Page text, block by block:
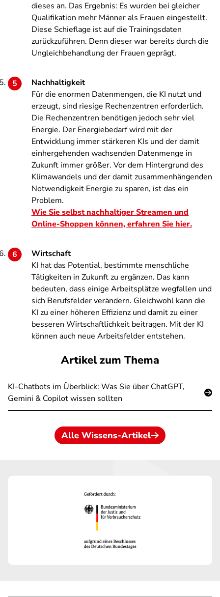
dieses an. Das Ergebnis: Es wurden bei gleicher
Qualifikation mehr Männer als Frauen eingestellt.
Diese Schieflage ist auf die Trainingsdaten
zurückzuführen. Denn dieser war bereits durch die
Ungleichbehandlung der Frauen geprägt.
Nachhaltigkeit
Für die enormen Datenmengen, die KI nutzt und
erzeugt, sind riesige Rechenzentren erforderlich.
Die Rechenzentren benötigen jedoch sehr viel
Energie. Der Energiebedarf wird mit der
Entwicklung immer stärkeren KIs und der damit
einhergehenden wachsenden Datenmenge in
Zukunft immer größer. Vor dem Hintergrund des
Klimawandels und der damit zusammenhängenden
Notwendigkeit Energie zu sparen, ist das ein
Problem.
Wie Sie selbst nachhaltiger Streamen und
Online-Shoppen können, erfahren Sie hier.
Wirtschaft
KI hat das Potential, bestimmte menschliche
Tätigkeiten in Zukunft zu ergänzen. Das kann
bedeuten, dass einige Arbeitsplätze wegfallen und
sich Berufsfelder verändern. Gleichwohl kann die
KI zu einer höheren Effizienz und damit zu einer
besseren Wirtschaftlichkeit beitragen. Mit der KI
können auch neue Arbeitsfelder entstehen.
Artikel zum Thema
KI-Chatbots im Überblick: Was Sie über ChatGPT,
Gemini & Copilot wissen sollten
Alle Wissens-Artikel